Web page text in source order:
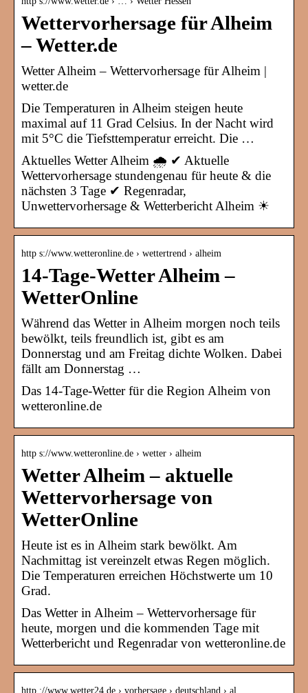
Wettervorhersage für Alheim
– Wetter.de
Wetter Alheim – Wettervorhersage für Alheim |
wetter.de
Die Temperaturen in Alheim steigen heute
maximal auf 11 Grad Celsius. In der Nacht wird
mit 5°C die Tiefsttemperatur erreicht. Die …
Aktuelles Wetter Alheim 🌧️ ✔ Aktuelle
Wettervorhersage stundengenau für heute & die
nächsten 3 Tage ✔ Regenradar,
Unwettervorhersage & Wetterbericht Alheim ☀
http s://www.wetteronline.de › wettertrend › alheim
14-Tage-Wetter Alheim –
WetterOnline
Während das Wetter in Alheim morgen noch teils
bewölkt, teils freundlich ist, gibt es am
Donnerstag und am Freitag dichte Wolken. Dabei
fällt am Donnerstag …
Das 14-Tage-Wetter für die Region Alheim von
wetteronline.de
http s://www.wetteronline.de › wetter › alheim
Wetter Alheim – aktuelle
Wettervorhersage von
WetterOnline
Heute ist es in Alheim stark bewölkt. Am
Nachmittag ist vereinzelt etwas Regen möglich.
Die Temperaturen erreichen Höchstwerte um 10
Grad.
Das Wetter in Alheim – Wettervorhersage für
heute, morgen und die kommenden Tage mit
Wetterbericht und Regenradar von wetteronline.de
http ://www.wetter24.de › vorhersage › deutschland › al…